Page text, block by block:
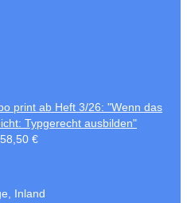
print ab Heft 3/26: "Wenn das
Typgerecht ausbilden"
58,50 €
Inland